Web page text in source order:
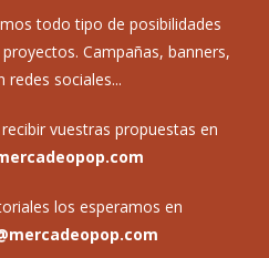
todo tipo de posibilidades
Campañas, banners,
redes sociales...
vuestras propuestas en
los esperamos en